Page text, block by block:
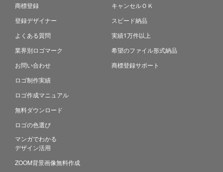
商標登録
登録デザイナー
よくある質問
業界別ロゴマーク
お問い合わせ
ロゴ制作実績
ロゴ作成マニュアル
無料ダウンロード
ロゴの色選び
マンガでわかる
デザイン活用
ZOOM背景画像無料作成
キャンセルＯＫ
スピード納品
実績1万件以上
希望のファイル形式納品
商標登録サポート